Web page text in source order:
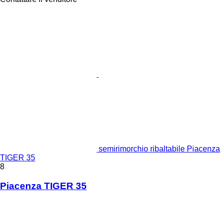
semirimorchio ribaltabile Piacenza
TIGER 35
8
Piacenza TIGER 35